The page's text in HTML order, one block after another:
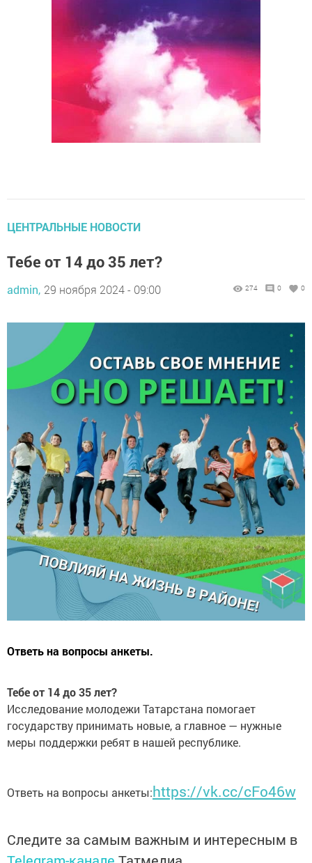
ЦЕНТРАЛЬНЫЕ НОВОСТИ
Тебе от 14 до 35 лет?
admin, 29 ноября 2024 - 09:00 274 0 0
Ответь на вопросы анкеты.
Тебе от 14 до 35 лет?
Исследование молодежи Татарстана помогает
государству принимать новые, а главное — нужные
меры поддержки ребят в нашей республике.
Ответь на вопросы анкеты:https://vk.cc/cFo46w
Следите за самым важным и интересным в